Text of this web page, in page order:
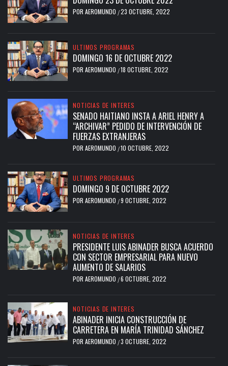
POR AEROMUNDO /23 OCTUBRE, 2022
ULTIMOS PROGRAMAS
DOMINGO 16 DE OCTUBRE 2022
POR AEROMUNDO /18 OCTUBRE, 2022
NOTICIAS DE INTERES
SENADO HAITIANO INSTA A ARIEL HENRY A
“ARCHIVAR” PEDIDO DE INTERVENCIÓN DE
FUERZAS EXTRANJERAS
POR AEROMUNDO /10 OCTUBRE, 2022
ULTIMOS PROGRAMAS
DOMINGO 9 DE OCTUBRE 2022
POR AEROMUNDO /9 OCTUBRE, 2022
NOTICIAS DE INTERES
PRESIDENTE LUIS ABINADER BUSCA ACUERDO
CON SECTOR EMPRESARIAL PARA NUEVO
AUMENTO DE SALARIOS
POR AEROMUNDO /6 OCTUBRE, 2022
NOTICIAS DE INTERES
ABINADER INICIA CONSTRUCCIÓN DE
CARRETERA EN MARÍA TRINIDAD SÁNCHEZ
POR AEROMUNDO /3 OCTUBRE, 2022